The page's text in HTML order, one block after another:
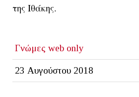
της Ιθάκης.
Γνώμες web only
23 Αυγούστου 2018